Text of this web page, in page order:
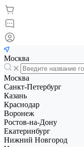
Москва
Москва
Санкт-Петербург
Казань
Краснодар
Воронеж
Ростов-на-Дону
Екатеринбург
Нижний Новгород